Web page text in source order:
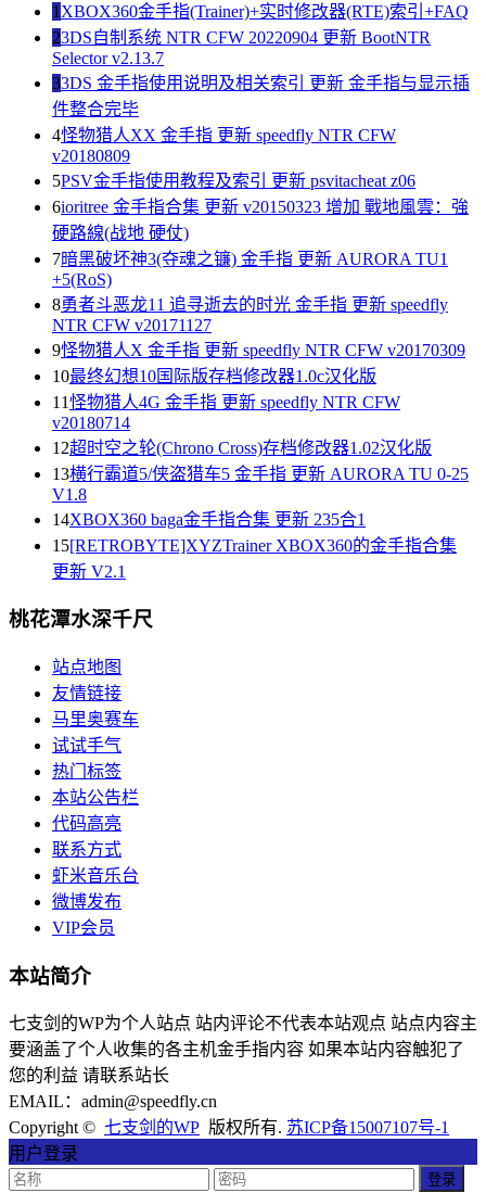
1 XBOX360金手指(Trainer)+实时修改器(RTE)索引+FAQ
23DS自制系统 NTR CFW 20220904 更新 BootNTR
Selector v2.13.7
33DS 金手指使用说明及相关索引 更新 金手指与显示插
件整合完毕
4怪物猎人XX 金手指 更新 speedfly NTR CFW
v20180809
5PSV金手指使用教程及索引 更新 psvitacheat z06
6ioritree 金手指合集 更新 v20150323 增加 戰地風雲：強
硬路線(战地 硬仗)
7暗黑破坏神3(夺魂之镰) 金手指 更新 AURORA TU1
+5(RoS)
8勇者斗恶龙11 追寻逝去的时光 金手指 更新 speedfly
NTR CFW v20171127
9怪物猎人X 金手指 更新 speedfly NTR CFW v20170309
10最终幻想10国际版存档修改器1.0c汉化版
11怪物猎人4G 金手指 更新 speedfly NTR CFW
v20180714
12超时空之轮(Chrono Cross)存档修改器1.02汉化版
13横行霸道5/侠盗猎车5 金手指 更新 AURORA TU 0-25
V1.8
14XBOX360 baga金手指合集 更新 235合1
15[RETROBYTE]XYZTrainer XBOX360的金手指合集
更新 V2.1
桃花潭水深千尺
站点地图
友情链接
马里奥赛车
试试手气
热门标签
本站公告栏
代码高亮
联系方式
虾米音乐台
微博发布
VIP会员
本站简介
七支剑的WP为个人站点 站内评论不代表本站观点 站点内容主
要涵盖了个人收集的各主机金手指内容 如果本站内容触犯了
您的利益 请联系站长
EMAIL：admin@speedfly.cn
Copyright © 七支剑的WP 版权所有. 苏ICP备15007107号-1
用户登录